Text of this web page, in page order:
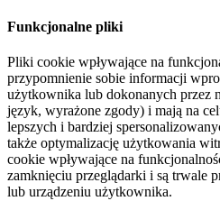
Funkcjonalne pliki
Pliki cookie wpływające na
przypomnienie sobie informacji
użytkownika lub dokonanych przez
język, wyrażone zgody) i mają na
lepszych i bardziej
także optymalizację użytkowania
cookie wpływające na
zamknięciu przeglądarki i są trwale
lub urządzeniu użytkownika.